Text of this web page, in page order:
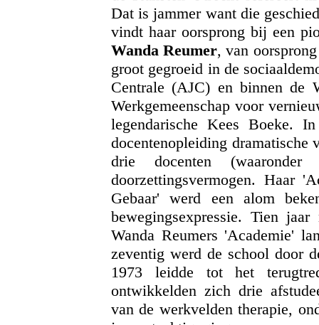
Dat is jammer want die
vindt haar oorsprong bij een
Wanda Reumer, van
groot gegroeid in de
Centrale (AJC) en binnen de
Werkgemeenschap voor
legendarische Kees Boeke.
docentenopleiding
drie docenten
doorzettingsvermogen. Haar
Gebaar' werd een alom
bewegingsexpressie. Tien
Wanda Reumers 'Academie'
zeventig werd de school door
1973 leidde tot het
ontwikkelden zich drie
van de werkvelden therapie,